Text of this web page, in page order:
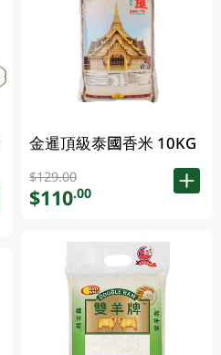
金暹頂級泰國香米 10KG
$129.00
$110.00